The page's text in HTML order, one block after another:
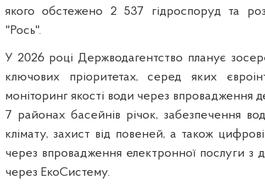
якого обстежено 2 537 гідроспоруд та
"Рось".
У 2026 році Держводагентство планує
ключових пріоритетах, серед яких
моніторинг якості води через впровадження
7 районах басейнів річок, забезпечення
клімату, захист від повеней, а також
через впровадження електронної послуги з
через ЕкоСистему.